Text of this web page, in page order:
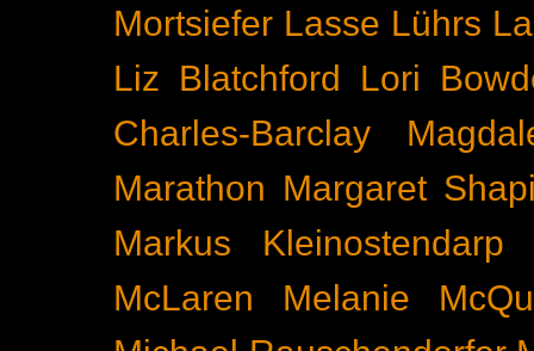
Mortsiefer Lasse Lührs
Liz Blatchford
Lori
Charles-Barclay
Marathon Margaret
Markus Kleinostendarp
McLaren
Melanie